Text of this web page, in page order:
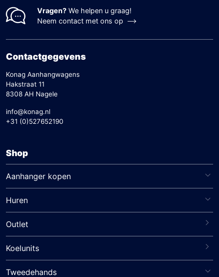
Vragen? We helpen u graag!
Neem contact met ons op
Contactgegevens
Konag Aanhangwagens
Hakstraat 11
8308 AH Nagele
info@konag.nl
+31 (0)527652190
Shop
Aanhanger kopen
Huren
Outlet
Koelunits
Tweedehands